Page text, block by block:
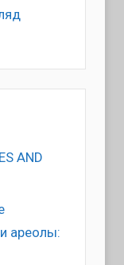
AND
ареолы: